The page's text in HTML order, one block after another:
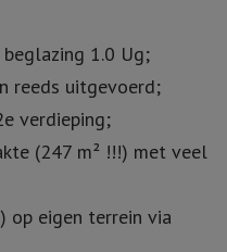
1.0 Ug;
reeds uitgevoerd;
verdieping;
(247 m² !!!) met veel
op eigen terrein via